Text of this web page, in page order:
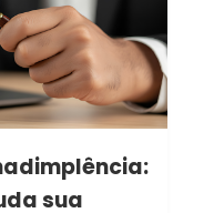
sua